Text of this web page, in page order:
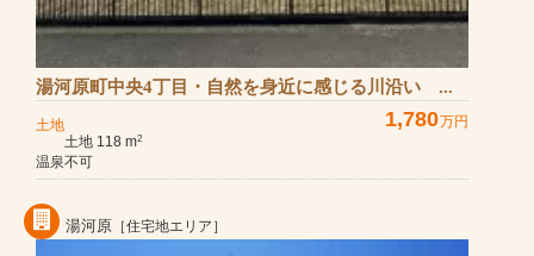
湯河原町中央4丁目・自然を身近に感じる川沿い ...
土地 1,780万円
土地 118 m2
温泉不可
湯河原 ［住宅地エリア］